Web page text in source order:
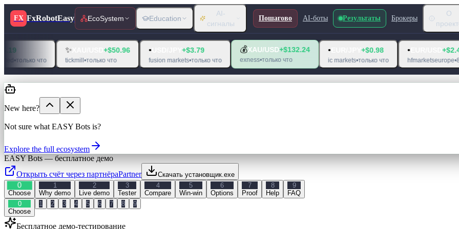
FX FxRobotEasy EcoSystem Education
AI-
сигналы
Пошагово AI-боты Результаты Брокеры
О
XAU/USD+$50.96
tickmill только что
•USD/JPY +$3.79
fusion markets•только что
XAU/USD+$132.24
exness только что
•EUR/JPY +$0.98
только что
•EUR/USD+$2.44
hfmarketseurope•8 ч назад
New here?
Not sure what EASY Bots is?
Explore the full ecosystem
EASY Bots — бесплатное демо
Открыть счёт через партнёраPartner Скачать установщик.exe
0
Choose
1
Why demo
2
Live demo
3
Tester
4
Compare
5
Win-win
6
Options
7
Proof
8
Help
9
FAQ
0
Choose
1 2 3 4 5 6 7 8 9
Бесплатное демо-тестирование